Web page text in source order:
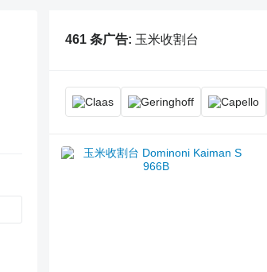
461 条广告: 玉米收割台